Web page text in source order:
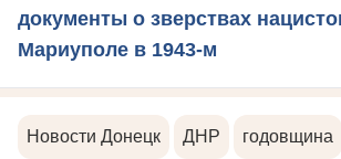
документы о зверствах
Мариуполе в 1943-м
Новости Донецк ДНР годовщина